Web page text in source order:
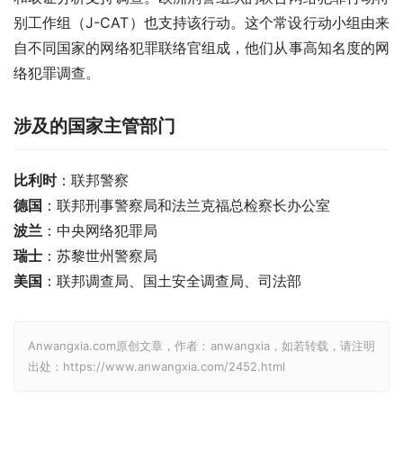
别工作组（J-CAT）也支持该行动。这个常设行动小组由来
自不同国家的网络犯罪联络官组成，他们从事高知名度的网
络犯罪调查。
涉及的国家主管部门
比利时：联邦警察
德国 ：联邦刑事警察局和法兰克福总检察长办公室
波兰 ：中央网络犯罪局
瑞士 ：苏黎世州警察局
美国 ：联邦调查局、国土安全调查局、司法部
Anwangxia.com原创文章，作者：anwangxia，如若转载，请注明
出处：https://www.anwangxia.com/2452.html